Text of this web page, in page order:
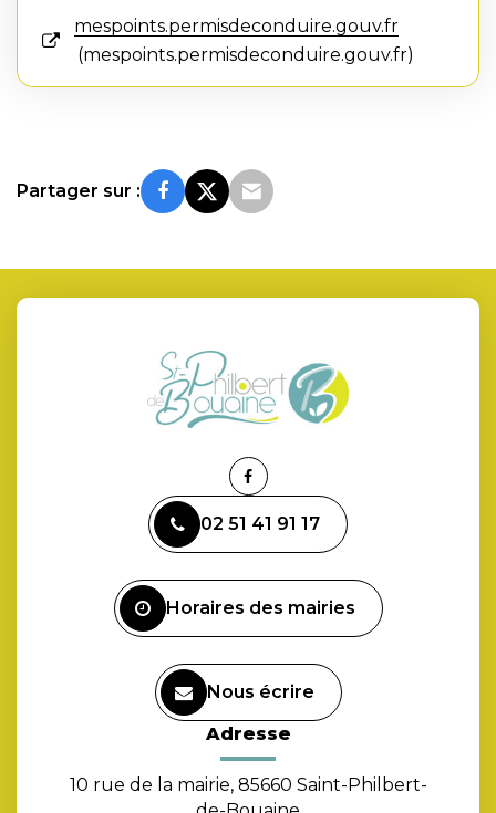
mespoints.permisdeconduire.gouv.fr
mespoints.permisdeconduire.gouv.fr
Partager sur :
Lien
le
compte
02 51 41 91 17
Horaires des mairies
Nous écrire
Adresse
10 rue de la mairie, 85660 Saint-Philbert-